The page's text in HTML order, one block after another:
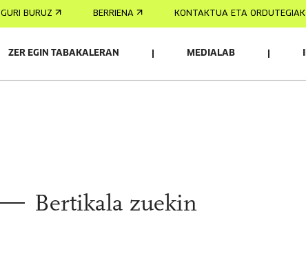
GURI BURUZ BERRIENA KONTAKTUA ETA ORDUTEGIAK
ZER EGIN TABAKALERAN MEDIALAB
Bertikala zuekin